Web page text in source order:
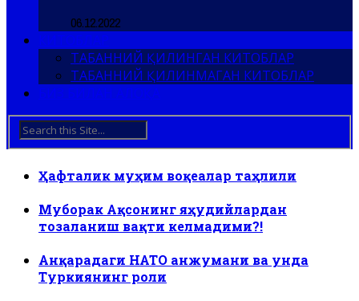
06.12.2022
ТАБАННИЙ ҚИЛИНГАН КИТОБЛАР
ТАБАННИЙ ҚИЛИНМАГАН КИТОБЛАР
Ҳафталик муҳим воқеалар таҳлили
Муборак Ақсонинг яҳудийлардан
тозаланиш вақти келмадими?!
Анқарадаги НАТО анжумани ва унда
Туркиянинг роли